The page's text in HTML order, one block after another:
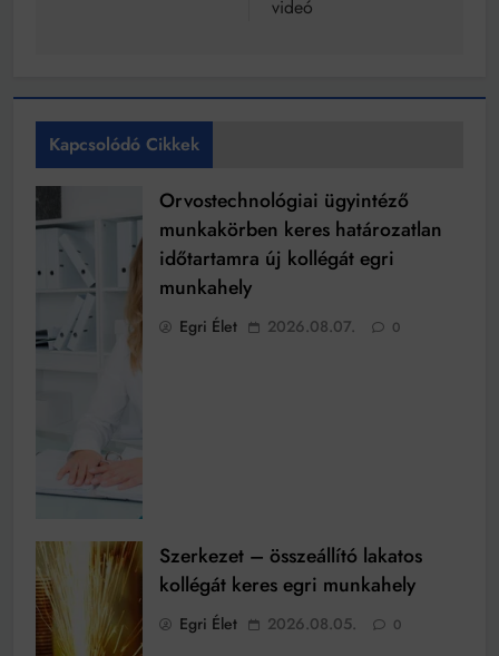
videó
Kapcsolódó Cikkek
Orvostechnológiai ügyintéző
munkakörben keres határozatlan
időtartamra új kollégát egri
munkahely
Egri Élet 2026.08.07. 0
Szerkezet – összeállító lakatos
kollégát keres egri munkahely
Egri Élet 2026.08.05. 0